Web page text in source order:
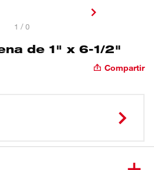
1 / 0
de 1" x 6-1/2"
Compartir